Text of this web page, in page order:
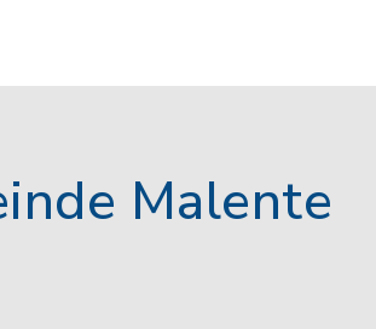
Malente